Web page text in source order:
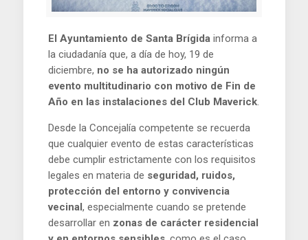
El Ayuntamiento de Santa Brígida informa a
la ciudadanía que, a día de hoy, 19 de
diciembre, no se ha autorizado ningún
evento multitudinario con motivo de Fin de
Año en las instalaciones del Club Maverick.
Desde la Concejalía competente se recuerda
que cualquier evento de estas características
debe cumplir estrictamente con los requisitos
legales en materia de seguridad, ruidos,
protección del entorno y convivencia
vecinal, especialmente cuando se pretende
desarrollar en zonas de carácter residencial